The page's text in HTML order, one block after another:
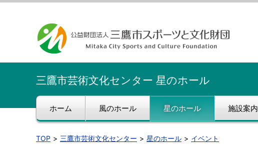
三鷹市芸術文化センター 星のホール
ホーム 風のホール 星のホール 施設案内
TOP 三鷹市芸術文化センター 星のホール イベント